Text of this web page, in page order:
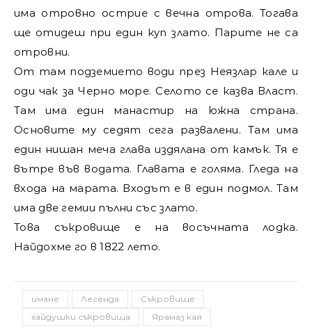
има отровно острие с вечна отрова. Тогава
ще отидеш при един куп злато. Парите не са
отровни.
От там подземието води през Неязлар кале и
оди чак за Черно море. Селото се казва Власт.
Там има един манастир на южна страна.
Основите му седят сега развалени. Там има
един нишан меча глава издялана от камък. Тя е
вътре във водата. Главата е голяма. Гледа на
входа на марата. Входът е в един подмол. Там
има две гемии пълни със злато.
Това съкровище е на восъчната лодка.
Найдохме го в 1822 лето.
имане Легенда
Съкровище
хайдушки съкровища
Ярамаз кая